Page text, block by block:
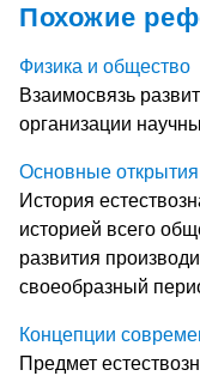
Похожие
Физика и общество
Взаимосвязь
организации
Основные открытия
История
историей всего
развития
своеобразный
Концепции
Предмет